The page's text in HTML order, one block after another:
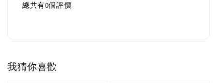
總共有0個評價
我猜你喜歡